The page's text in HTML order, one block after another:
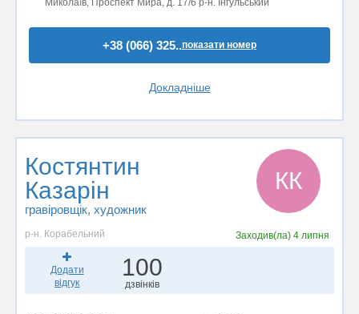
+38 (066) 325..показати номер
Докладніше
Костянтин
Казарін
гравіровщік, художник
КК
р-н. Корабельний Заходив(ла)4 липня
Додати
відгук
100
дзвінків